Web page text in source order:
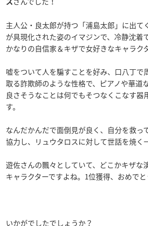
ス
主人公・良太郎が持つ「浦島太郎」に出て
が具現化された姿のイマジンで、冷静沈着
かなりの自信家＆キザで女好きなキャラク
嘘をついて人を騙すことを好み、口八丁で
取る詐欺師のような性格で、ピアノや華道
良さそうなことは何でもそつなくこなす器
す。
なんだかんだで面倒見が良く、自分を救っ
協力し、リュウタロスに対して世話を焼く
遊佐さんの飄々としていて、どこかキザな
キャラクターですよね。1位獲得、おめでと
いかがでしたでしょうか？